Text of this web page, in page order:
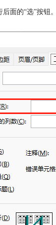
面的“选”按钮